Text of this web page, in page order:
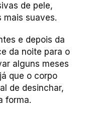
de pele,
mais suaves.
e depois da
da noite para o
alguns meses
que o corpo
de desinchar,
forma.